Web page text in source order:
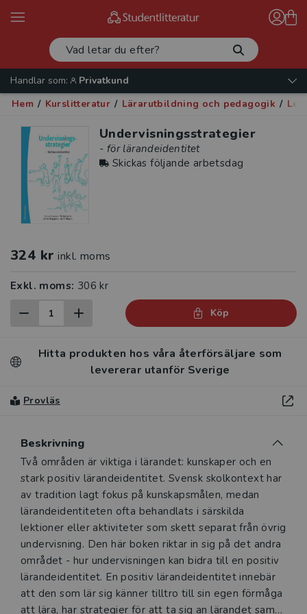
Handlar som:
Privatkund
Hem / Kurslitteratur / Lärarutbildning och pedagogik /
Undervisningsstrategier
- för lärandeidentitet
Skickas följande arbetsdag
324 kr inkl. moms
Exkl. moms: 306 kr
Köp
Hitta produkten hos våra återförsäljare som
levererar utanför Sverige
Provläs
Beskrivning
Beskrivning
Två områden är viktiga i lärandet: kunskaper och en
stark positiv lärandeidentitet. Svensk skolkontext har
av tradition lagt fokus på kunskapsmålen, medan
lärandeidentiteten ofta behandlats i särskilda
lektioner eller aktiviteter som skett separat från övrig
undervisning. Den här boken riktar in sig på det andra
området - hur undervisningen kan bidra till en positiv
lärandeidentitet. En positiv lärandeidentitet innebär
att den som lär sig känner tilltro till sin egen förmåga
att lära, har strategier för att ta sig an lärandet samt